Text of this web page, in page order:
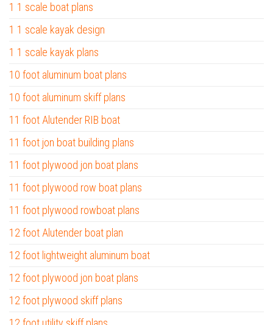
1 1 scale boat plans
1 1 scale kayak design
1 1 scale kayak plans
10 foot aluminum boat plans
10 foot aluminum skiff plans
11 foot Alutender RIB boat
11 foot jon boat building plans
11 foot plywood jon boat plans
11 foot plywood row boat plans
11 foot plywood rowboat plans
12 foot Alutender boat plan
12 foot lightweight aluminum boat
12 foot plywood jon boat plans
12 foot plywood skiff plans